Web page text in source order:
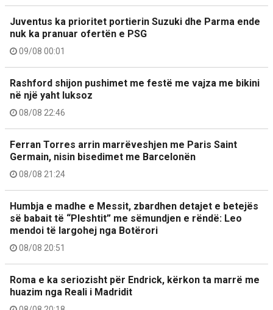
Juventus ka prioritet portierin Suzuki dhe Parma ende
nuk ka pranuar ofertën e PSG
09/08 00:01
Rashford shijon pushimet me festë me vajza me bikini
në një yaht luksoz
08/08 22:46
Ferran Torres arrin marrëveshjen me Paris Saint
Germain, nisin bisedimet me Barcelonën
08/08 21:24
Humbja e madhe e Messit, zbardhen detajet e betejës
së babait të “Pleshtit” me sëmundjen e rëndë: Leo
mendoi të largohej nga Botërori
08/08 20:51
Roma e ka seriozisht për Endrick, kërkon ta marrë me
huazim nga Reali i Madridit